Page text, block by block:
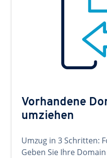
Vorhandene
umziehen
Umzug in 3 Schritten:
Geben Sie Ihre